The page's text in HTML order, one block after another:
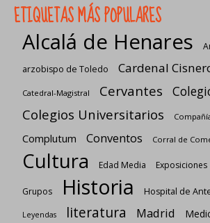
ETIQUETAS MÁS POPULARES
Alcalá de Henares
arzobispo de Toledo
Cardenal
Catedral-Magistral Cervantes
Colegios Universitarios
Complutum Conventos Corral de
Cultura Edad Media Exposiciones
Grupos Historia Hospital de
Leyendas literatura Madrid